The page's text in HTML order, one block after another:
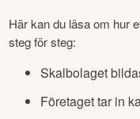
Här kan du läsa om hur
steg för steg:
Skalbolaget
Företaget tar in